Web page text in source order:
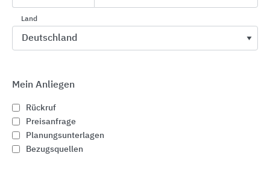
Land
Mein Anliegen
Rückruf
Preisanfrage
Planungsunterlagen
Bezugsquellen